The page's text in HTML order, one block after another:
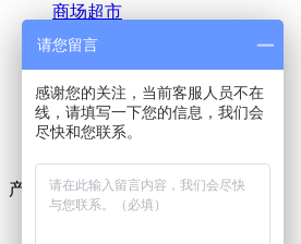
商场超市
教育培训
金融投资
汽车新车
地产物业
产品
室内除甲醛药剂
请您留言
感谢您的关注，当前客服人员不在
线，请填写一下您的信息，我们会
尽快和您联系。